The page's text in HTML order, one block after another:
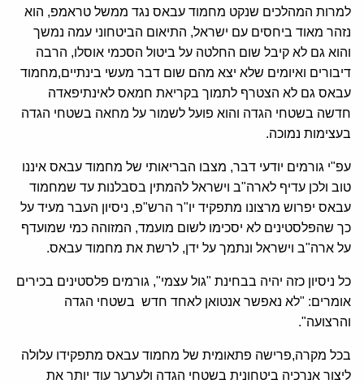
למרות המהלכים שנקט מחמוד עבאס נגד ממשל טראמפ, הוא
נזהר מאוד ביחסים עם ישראל, התיאום הביטחוני עמה נמשך
והוא גם לא קיבל שום החלטה על ביטול הסכמי אוסלו, הרבה
דיבורים ואיומים שלא יצא מהם שום דבר מעשי בינתיים,מחמוד
עבאס גם לא הצטרף לתמוך בקריאת חמאס לאינתיפאדה
חדשה בשטחי הגדה והוא פועל לשמור על מחאה בשטחי הגדה
בעצימות נמוכה.
עפ"י גורמים יודעי דבר, מצבו הבריאותי של מחמוד עבאס איננו
טוב ולכן עדיף לארה"ב וישראל להמתין בסבלנות עד שמחמוד
עבאס יפרוש מרצונו מתפקיד יו"ר הרש"פ, ניסיון העבר מעיד על
כך שהפלסטינים לא יסכימו לשום מועמד, המזוהה כמי שמועדף
על ארה"ב וישראל ונתמך על ידן, לרשת את מחמוד עבאס.
כל ניסיון כזה יהיה בבחינת "גול עצמי", גורמים פלסטינים בכירים
אומרים: "לא נאפשר אנטואן לאחד חדש בשטחי הגדה
והרצועה".
בכל מקרה,פרישה פתאומית של מחמוד עבאס מתפקידו עלולה
ליצור אנרכיה ביטחונית בשטחי הגדה ולערער עוד יותר את